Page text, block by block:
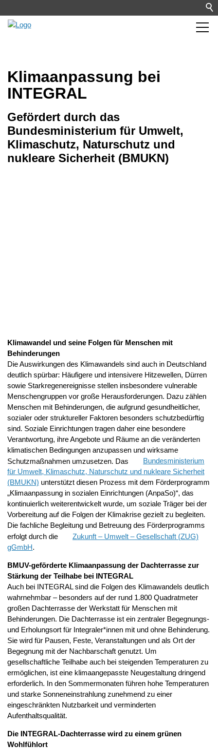
Klimaanpassung bei
INTEGRAL
Gefördert durch das
Bundesministerium für Umwelt,
Klimaschutz, Naturschutz und
nukleare Sicherheit (BMUKN)
Klimawandel und seine Folgen für Menschen mit
Behinderungen
Die Auswirkungen des Klimawandels sind auch in Deutschland
deutlich spürbar: Häufigere und intensivere Hitzewellen, Dürren
sowie Starkregenereignisse stellen insbesondere vulnerable
Menschengruppen vor große Herausforderungen. Dazu zählen
Menschen mit Behinderungen, die aufgrund gesundheitlicher,
sozialer oder struktureller Faktoren besonders schutzbedürftig
sind. Soziale Einrichtungen tragen daher eine besondere
Verantwortung, ihre Angebote und Räume an die veränderten
klimatischen Bedingungen anzupassen und wirksame
Schutzmaßnahmen umzusetzen. Das
Bundesministerium
für Umwelt, Klimaschutz, Naturschutz und nukleare Sicherheit
(BMUKN) unterstützt diesen Prozess mit dem Förderprogramm
„Klimaanpassung in sozialen Einrichtungen (AnpaSo)“, das
kontinuierlich weiterentwickelt wurde, um soziale Träger bei der
Vorbereitung auf die Folgen der Klimakrise gezielt zu begleiten.
Die fachliche Begleitung und Betreuung des Förderprogramms
erfolgt durch die
Zukunft – Umwelt – Gesellschaft (ZUG)
gGmbH.
BMUV-geförderte Klimaanpassung der Dachterrasse zur
Stärkung der Teilhabe bei INTEGRAL
Auch bei INTEGRAL sind die Folgen des Klimawandels deutlich
wahrnehmbar – besonders auf der rund 1.800 Quadratmeter
großen Dachterrasse der Werkstatt für Menschen mit
Behinderungen. Die Dachterrasse ist ein zentraler Begegnungs-
und Erholungsort für Integraler*innen mit und ohne Behinderung.
Sie wird für Pausen, Feste, Veranstaltungen und als Ort der
Begegnung mit der Nachbarschaft genutzt. Um
gesellschaftliche Teilhabe auch bei steigenden Temperaturen zu
ermöglichen, ist eine klimaangepasste Neugestaltung dringend
erforderlich. In den Sommermonaten führen hohe Temperaturen
und starke Sonneneinstrahlung zunehmend zu einer
eingeschränkten Nutzbarkeit und verminderten
Aufenthaltsqualität.
Die INTEGRAL-Dachterrasse wird zu einem grünen
Wohlfühlort